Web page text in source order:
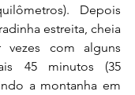
Depois
estreita, cheia
com alguns
45 minutos (35
a montanha em